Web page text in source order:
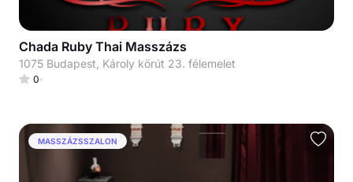
Chada Ruby Thai Masszázs
1075 Budapest, Károly körút 23. félemelet
0
MASSZÁZSSZALON